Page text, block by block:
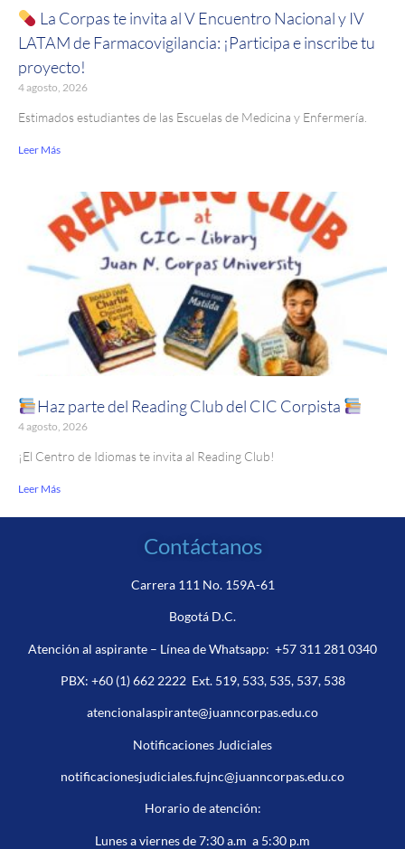
La Corpas te invita al V Encuentro Nacional y IV
LATAM de Farmacovigilancia: ¡Participa e inscribe tu
proyecto!
4 agosto, 2026
Estimados estudiantes de las Escuelas de Medicina y Enfermería.
Leer Más
Haz parte del Reading Club del CIC Corpista
4 agosto, 2026
¡El Centro de Idiomas te invita al Reading Club!
Leer Más
Contáctanos
Carrera 111 No. 159A-61
Bogotá D.C.
Atención al aspirante – Línea de Whatsapp: +57 311 281 0340
PBX: +60 (1) 662 2222Ext. 519, 533, 535, 537, 538
atencionalaspirante@juanncorpas.edu.co
Notificaciones Judiciales
notificacionesjudiciales.fujnc@juanncorpas.edu.co
Horario de atención:
Lunes a viernes de 7:30 a.m a 5:30 p.m